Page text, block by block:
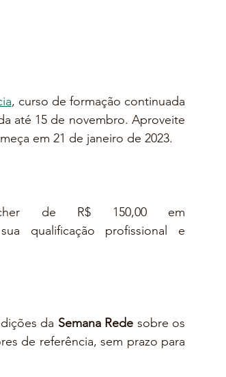
, curso de formação continuada
até 15 de novembro. Aproveite
em 21 de janeiro de 2023.
qualificação profissional e
da Semana Rede sobre os
de referência, sem prazo para